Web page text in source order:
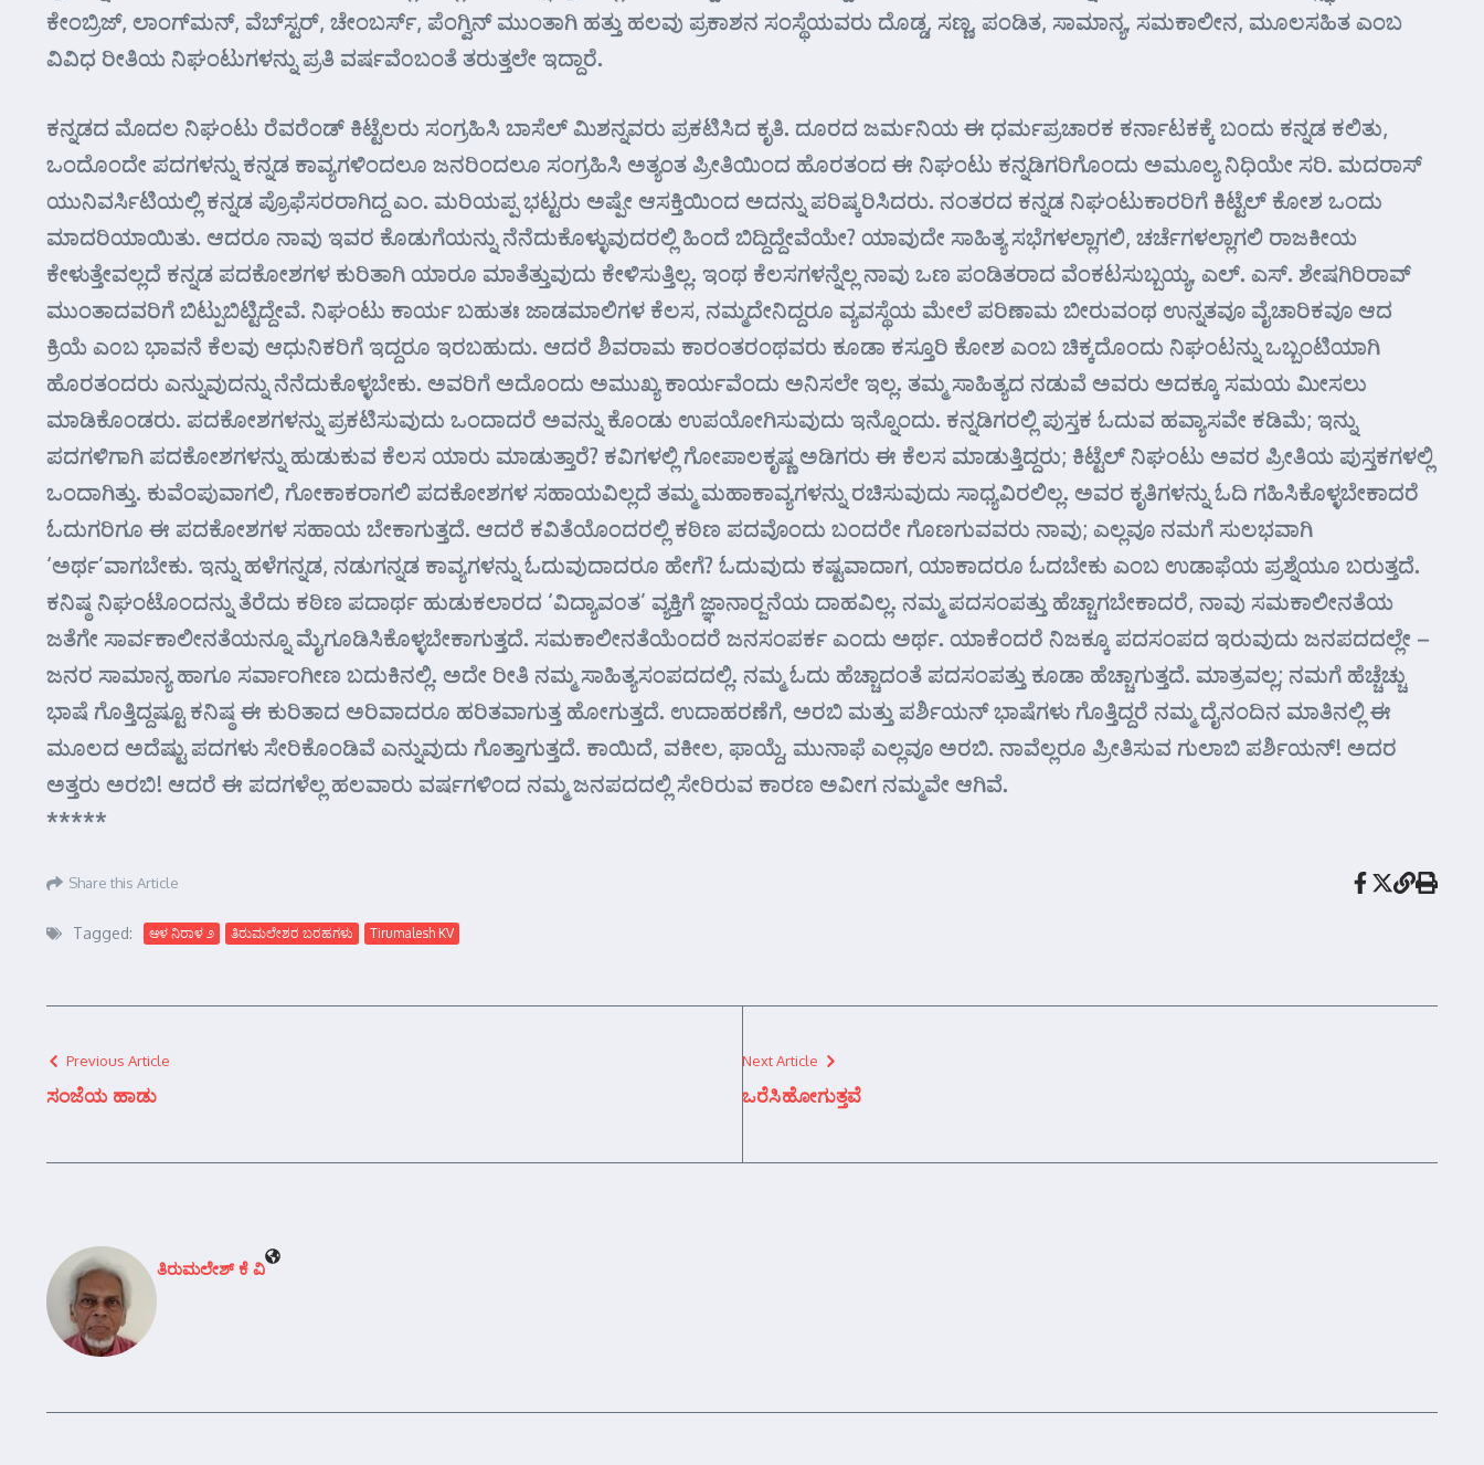
ಕೇಂಬ್ರಿಜ್, ಲಾಂಗ್‌ಮನ್, ವೆಬ್‌ಸ್ಟರ್, ಚೇಂಬರ್ಸ್, ಪೆಂಗ್ವಿನ್ ಮುಂತಾಗಿ ಹತ್ತು ಹಲವು ಪ್ರಕಾಶನ ಸಂಸ್ಥೆಯವರು ದೊಡ್ಡ, ಸಣ್ಣ, ಪಂಡಿತ, ಸಾಮಾನ್ಯ, ಸಮಕಾಲೀನ, ಮೂಲಸಹಿತ ಎಂಬ
ವಿವಿಧ ರೀತಿಯ ನಿಘಂಟುಗಳನ್ನು ಪ್ರತಿ ವರ್ಷವೆ೦ಬಂತೆ ತರುತ್ತಲೇ ಇದ್ದಾರೆ.
ಕನ್ನಡದ ಮೊದಲ ನಿಘಂಟು ರೆವರೆಂಡ್ ಕಿಟ್ಟೆಲರು ಸಂಗ್ರಹಿಸಿ ಬಾಸೆಲ್ ಮಿಶನ್ನವರು ಪ್ರಕಟಿಸಿದ ಕೃತಿ. ದೂರದ ಜರ್ಮನಿಯ ಈ ಧರ್ಮಪ್ರಚಾರಕ ಕರ್ನಾಟಕಕ್ಕೆ ಬ೦ದು ಕನ್ನಡ ಕಲಿತು,
ಒಂದೊಂದೇ ಪದಗಳನ್ನು ಕನ್ನಡ ಕಾವ್ಯಗಳಿಂದಲೂ ಜನರಿಂದಲೂ ಸಂಗ್ರಹಿಸಿ ಅತ್ಯಂತ ಪ್ರೀತಿಯಿಂದ ಹೊರತಂದ ಈ ನಿಘಂಟು ಕನ್ನಡಿಗರಿಗೊಂದು ಅಮೂಲ್ಯ ನಿಧಿಯೇ ಸರಿ. ಮದರಾಸ್
ಯುನಿವರ್ಸಿಟಿಯಲ್ಲಿ ಕನ್ನಡ ಪ್ರೊಫೆಸರರಾಗಿದ್ದ ಎಂ. ಮರಿಯಪ್ಪ ಭಟ್ಟರು ಅಷ್ಪೇ ಆಸಕ್ತಿಯಿಂದ ಅದನ್ನು ಪರಿಷ್ಕರಿಸಿದರು. ನಂತರದ ಕನ್ನಡ ನಿಘಂಟುಕಾರರಿಗೆ ಕಿಟ್ಟೆಲ್ ಕೋಶ ಒಂದು
ಮಾದರಿಯಾಯಿತು. ಆದರೂ ನಾವು ಇವರ ಕೊಡುಗೆಯನ್ನು ನೆನೆದುಕೊಳ್ಳುವುದರಲ್ಲಿ ಹಿಂದೆ ಬಿದ್ದಿದ್ದೇವೆಯೇ? ಯಾವುದೇ ಸಾಹಿತ್ಯ ಸಭೆಗಳಲ್ಲಾಗಲಿ, ಚರ್ಚೆಗಳಲ್ಲಾಗಲಿ ರಾಜಕೀಯ
ಕೇಳುತ್ತೇವಲ್ಲದೆ ಕನ್ನಡ ಪದಕೋಶಗಳ ಕುರಿತಾಗಿ ಯಾರೂ ಮಾತೆತ್ತುವುದು ಕೇಳಿಸುತ್ತಿಲ್ಲ. ಇಂಥ ಕೆಲಸಗಳನ್ನೆಲ್ಲ ನಾವು ಒಣ ಪಂಡಿತರಾದ ವೆಂಕಟಸುಬ್ಬಯ್ಯ, ಎಲ್. ಎಸ್. ಶೇಷಗಿರಿರಾವ್
ಮುಂತಾದವರಿಗೆ ಬಿಟ್ಪುಬಿಟ್ಟಿದ್ದೇವೆ. ನಿಘಂಟು ಕಾರ್ಯ ಬಹುತಃ ಜಾಡಮಾಲಿಗಳ ಕೆಲಸ, ನಮ್ಮದೇನಿದ್ದರೂ ವ್ಯವಸ್ಥೆಯ ಮೇಲೆ ಪರಿಣಾಮ ಬೀರುವಂಥ ಉನ್ನತವೂ ವೈಚಾರಿಕವೂ ಆದ
ಕ್ರಿಯೆ ಎ೦ಬ ಭಾವನೆ ಕೆಲವು ಆಧುನಿಕರಿಗೆ ಇದ್ದರೂ ಇರಬಹುದು. ಆದರೆ ಶಿವರಾಮ ಕಾರಂತರಂಥವರು ಕೂಡಾ ಕಸ್ತೂರಿ ಕೋಶ ಎಂಬ ಚಿಕ್ಕದೊಂದು ನಿಘಂಟನ್ನು ಒಬ್ಬಂಟಿಯಾಗಿ
ಹೊರತಂದರು ಎನ್ನುವುದನ್ನು ನೆನೆದುಕೊಳ್ಳಬೇಕು. ಅವರಿಗೆ ಅದೊಂದು ಅಮುಖ್ಯ ಕಾರ್ಯವೆಂದು ಅನಿಸಲೇ ಇಲ್ಲ. ತಮ್ಮ ಸಾಹಿತ್ಯದ ನಡುವೆ ಅವರು ಅದಕ್ಕೂ ಸಮಯ ಮೀಸಲು
ಮಾಡಿಕೊಂಡರು. ಪದಕೋಶಗಳನ್ನು ಪ್ರಕಟಿಸುವುದು ಒಂದಾದರೆ ಅವನ್ನು ಕೊಂಡು ಉಪಯೋಗಿಸುವುದು ಇನ್ನೊಂದು. ಕನ್ನಡಿಗರಲ್ಲಿ ಪುಸ್ತಕ ಓದುವ ಹವ್ಯಾಸವೇ ಕಡಿಮೆ; ಇನ್ನು
ಪದಗಳಿಗಾಗಿ ಪದಕೋಶಗಳನ್ನು ಹುಡುಕುವ ಕೆಲಸ ಯಾರು ಮಾಡುತ್ತಾರೆ? ಕವಿಗಳಲ್ಲಿ ಗೋಪಾಲಕೃಷ್ಣ ಅಡಿಗರು ಈ ಕೆಲಸ ಮಾಡುತ್ತಿದ್ದರು; ಕಿಟ್ಟೆಲ್ ನಿಘಂಟು ಅವರ ಪ್ರೀತಿಯ ಪುಸ್ತಕಗಳಲ್ಲಿ
ಒಂದಾಗಿತ್ತು. ಕುವೆಂಪುವಾಗಲಿ, ಗೋಕಾಕರಾಗಲಿ ಪದಕೋಶಗಳ ಸಹಾಯವಿಲ್ಲದೆ ತಮ್ಮ ಮಹಾಕಾವ್ಯಗಳನ್ನು ರಚಿಸುವುದು ಸಾಧ್ಯವಿರಲಿಲ್ಲ. ಅವರ ಕೃತಿಗಳನ್ನು ಓದಿ ಗಹಿಸಿಕೊಳ್ಳಬೇಕಾದರೆ
ಓದುಗರಿಗೂ ಈ ಪದಕೋಶಗಳ ಸಹಾಯ ಬೇಕಾಗುತ್ತದೆ. ಆದರೆ ಕವಿತೆಯೊಂದರಲ್ಲಿ ಕಠಿಣ ಪದವೊಂದು ಬಂದರೇ ಗೊಣಗುವವರು ನಾವು; ಎಲ್ಲವೂ ನಮಗೆ ಸುಲಭವಾಗಿ
‘ಅರ್ಥ’ವಾಗಬೇಕು. ಇನ್ನು ಹಳೆಗನ್ನಡ, ನಡುಗನ್ನಡ ಕಾವ್ಯಗಳನ್ನು ಓದುವುದಾದರೂ ಹೇಗೆ? ಓದುವುದು ಕಷ್ಟವಾದಾಗ, ಯಾಕಾದರೂ ಓದಬೇಕು ಎಂಬ ಉಡಾಫೆಯ ಪ್ರಶ್ನೆಯೂ ಬರುತ್ತದೆ.
ಕನಿಷ್ಠ ನಿಘಂಟೊಂದನ್ನು ತೆರೆದು ಕಠಿಣ ಪದಾರ್ಥ ಹುಡುಕಲಾರದ ‘ವಿದ್ಯಾವ೦ತ’ ವ್ಯಕ್ತಿಗೆ ಜ್ಞಾನಾರ್‍ಜನೆಯ ದಾಹವಿಲ್ಲ. ನಮ್ಮ ಪದಸಂಪತ್ತು ಹೆಚ್ಚಾಗಬೇಕಾದರೆ, ನಾವು ಸಮಕಾಲೀನತೆಯ
ಜತೆಗೇ ಸಾರ್ವಕಾಲೀನತೆಯನ್ನೂ ಮೈಗೂಡಿಸಿಕೊಳ್ಳಬೇಕಾಗುತ್ತದೆ. ಸಮಕಾಲೀನತೆಯೆ೦ದರೆ ಜನಸಂಪರ್ಕ ಎಂದು ಅರ್ಥ. ಯಾಕೆಂದರೆ ನಿಜಕ್ಕೂ ಪದಸಂಪದ ಇರುವುದು ಜನಪದದಲ್ಲೇ –
ಜನರ ಸಾಮಾನ್ಯ ಹಾಗೂ ಸರ್ವಾಂಗೀಣ ಬದುಕಿನಲ್ಲಿ. ಅದೇ ರೀತಿ ನಮ್ಮ ಸಾಹಿತ್ಯಸಂಪದದಲ್ಲಿ. ನಮ್ಮ ಓದು ಹೆಚ್ಚಾದಂತೆ ಪದಸಂಪತ್ತು ಕೂಡಾ ಹೆಚ್ಚಾಗುತ್ತದೆ. ಮಾತ್ರವಲ್ಲ; ನಮಗೆ ಹೆಚ್ಚೆಚ್ಚು
ಭಾಷೆ ಗೊತ್ತಿದ್ದಷ್ಟೂ ಕನಿಷ್ಠ ಈ ಕುರಿತಾದ ಅರಿವಾದರೂ ಹರಿತವಾಗುತ್ತ ಹೋಗುತ್ತದೆ. ಉದಾಹರಣೆಗೆ, ಅರಬಿ ಮತ್ತು ಪರ್ಶಿಯನ್ ಭಾಷೆಗಳು ಗೊತ್ತಿದ್ದರೆ ನಮ್ಮ ದೈನಂದಿನ ಮಾತಿನಲ್ಲಿ ಈ
ಮೂಲದ ಅದೆಷ್ಟು ಪದಗಳು ಸೇರಿಕೊಂಡಿವೆ ಎನ್ನುವುದು ಗೊತ್ತಾಗುತ್ತದೆ. ಕಾಯಿದೆ, ವಕೀಲ, ಫಾಯ್ದೆ, ಮುನಾಫೆ ಎಲ್ಲವೂ ಅರಬಿ. ನಾವೆಲ್ಲರೂ ಪ್ರೀತಿಸುವ ಗುಲಾಬಿ ಪರ್ಶಿಯನ್! ಅದರ
ಅತ್ತರು ಅರಬಿ! ಆದರೆ ಈ ಪದಗಳೆಲ್ಲ ಹಲವಾರು ವರ್ಷಗಳಿಂದ ನಮ್ಮ ಜನಪದದಲ್ಲಿ ಸೇರಿರುವ ಕಾರಣ ಅವೀಗ ನಮ್ಮವೇ ಆಗಿವೆ.
*****
Share this Article
Tagged: ಆಳ ನಿರಾಳ ೨ ತಿರುಮಲೇಶರ ಬರಹಗಳು Tirumalesh KV
Previous Article
ಸಂಜೆಯ ಹಾಡು
Next Article
ಒರೆಸಿಹೋಗುತ್ತವೆ
ತಿರುಮಲೇಶ್ ಕೆ ವಿ